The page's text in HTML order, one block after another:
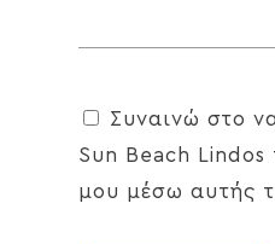
Συναινώ στο
Sun Beach Lindos
μου μέσω αυτής